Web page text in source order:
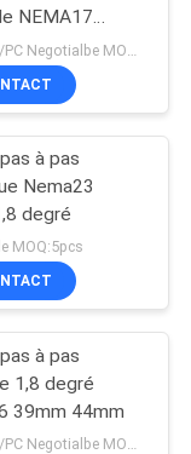
NEMA17
2PH pour
3D
à pas
Nema23
degré
MOQ:5pcs
à pas
1,8 degré
39mm 44mm
USD10-28/PC Negotialbe MOQ:10pcs